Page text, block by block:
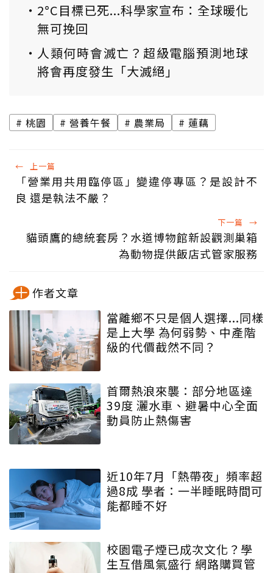
2°C目標已死...科學家宣布：全球暖化
無可挽回
人類何時會滅亡？超級電腦預測地球
將會再度發生「大滅絕」
桃園 營養午餐 農業局 蓮藕
← 上一篇
「營業用共用臨停區」變違停專區？是設計不
良 還是執法不嚴？
下一篇 →
貓頭鷹的總統套房？水道博物館新設觀測巢箱
為動物提供飯店式管家服務
作者文章
當離鄉不只是個人選擇...同樣
是上大學 為何弱勢、中產階
級的代價截然不同？
首爾熱浪來襲：部分地區達
39度 灑水車、避暑中心全面
動員防止熱傷害
近10年7月「熱帶夜」頻率超
過8成 學者：一半睡眠時間可
能都睡不好
校園電子煙已成次文化？學
生互借風氣盛行 網路購買管